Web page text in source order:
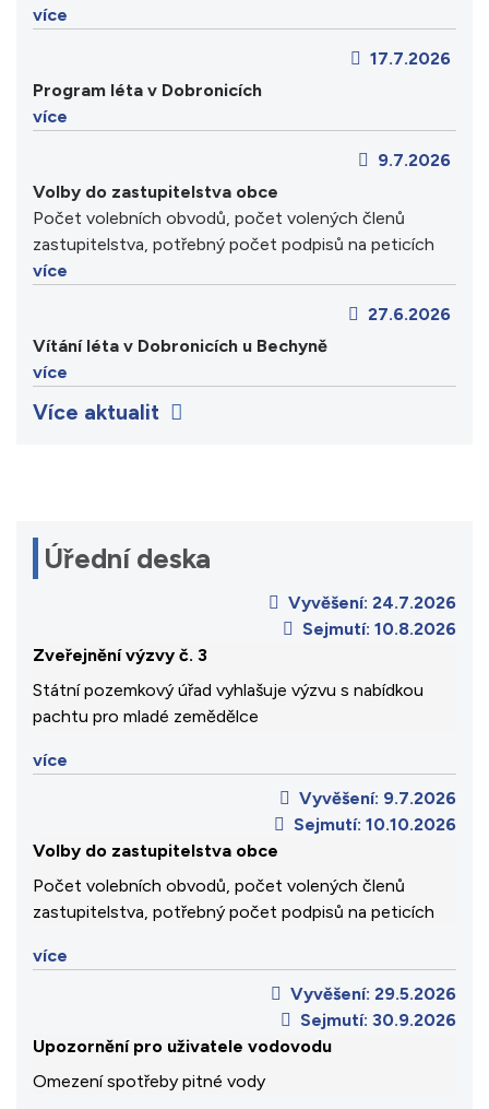
více
17.7.2026
Program léta v Dobronicích
více
9.7.2026
Volby do zastupitelstva obce
Počet volebních obvodů, počet volených členů
zastupitelstva, potřebný počet podpisů na peticích
více
27.6.2026
Vítání léta v Dobronicích u Bechyně
více
Více aktualit
Úřední deska
Vyvěšení: 24.7.2026
Sejmutí: 10.8.2026
Zveřejnění výzvy č. 3
Státní pozemkový úřad vyhlašuje výzvu s nabídkou
pachtu pro mladé zemědělce
více
Vyvěšení: 9.7.2026
Sejmutí: 10.10.2026
Volby do zastupitelstva obce
Počet volebních obvodů, počet volených členů
zastupitelstva, potřebný počet podpisů na peticích
více
Vyvěšení: 29.5.2026
Sejmutí: 30.9.2026
Upozornění pro uživatele vodovodu
Omezení spotřeby pitné vody